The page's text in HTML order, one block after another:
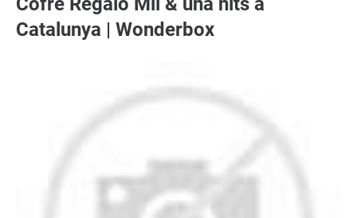
Catalunya | Wonderbox